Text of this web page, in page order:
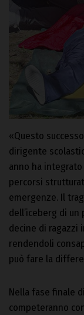
«Questo
dirigente
anno ha
percorsi
emergenze. Il
dell’iceberg di
decine di ragazzi
rendendoli
può fare la
Nella fase finale
competeranno